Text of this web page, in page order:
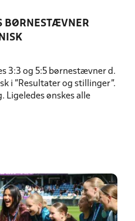
BØRNESTÆVNER
3:3 og 5:5 børnestævner d.
i "Resultater og stillinger".
Ligeledes ønskes alle